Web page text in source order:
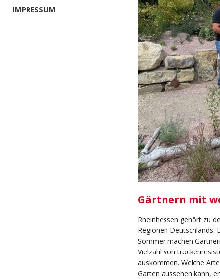
IMPRESSUM
Gärtnern mit
Rheinhessen gehört zu
Regionen Deutschlands.
Sommer machen
Vielzahl von
auskommen. Welche
Garten aussehen kann,